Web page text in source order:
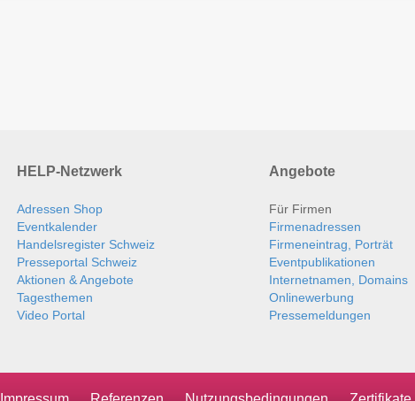
HELP-Netzwerk
Adressen Shop
Eventkalender
Handelsregister Schweiz
Presseportal Schweiz
Aktionen & Angebote
Tagesthemen
Video Portal
Angebote
Für Firmen
Firmenadressen
Firmeneintrag, Porträt
Eventpublikationen
Internetnamen, Domains
Onlinewerbung
Pressemeldungen